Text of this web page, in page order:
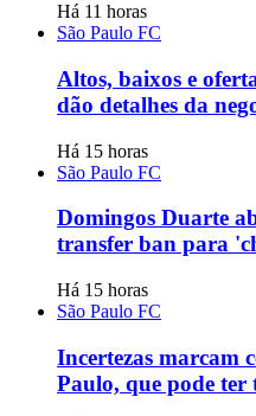
Há 11 horas
São Paulo FC
Altos, baixos e
dão detalhes da
Há 15 horas
São Paulo FC
Domingos Duarte
transfer ban para
Há 15 horas
São Paulo FC
Incertezas marcam
Paulo, que pode ter